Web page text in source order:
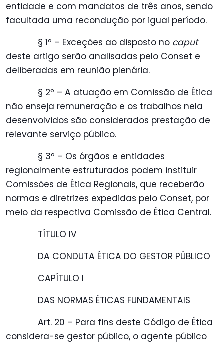
entidade e com mandatos de três anos, sendo
facultada uma recondução por igual período.
§ 1º – Exceções ao disposto no caput
deste artigo serão analisadas pelo Conset e
deliberadas em reunião plenária.
§ 2º – A atuação em Comissão de Ética
não enseja remuneração e os trabalhos nela
desenvolvidos são considerados prestação de
relevante serviço público.
§ 3º – Os órgãos e entidades
regionalmente estruturados podem instituir
Comissões de Ética Regionais, que receberão
normas e diretrizes expedidas pelo Conset, por
meio da respectiva Comissão de Ética Central.
TÍTULO IV
DA CONDUTA ÉTICA DO GESTOR PÚBLICO
CAPÍTULO I
DAS NORMAS ÉTICAS FUNDAMENTAIS
Art. 20 – Para fins deste Código de Ética
considera-se gestor público, o agente público